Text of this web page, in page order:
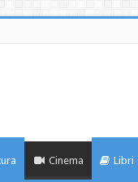
Cinema Libri